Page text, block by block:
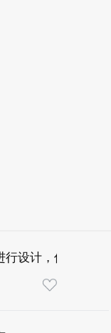
设计，优化开关